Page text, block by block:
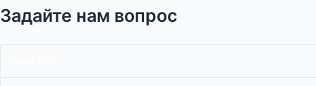
Задайте нам вопрос